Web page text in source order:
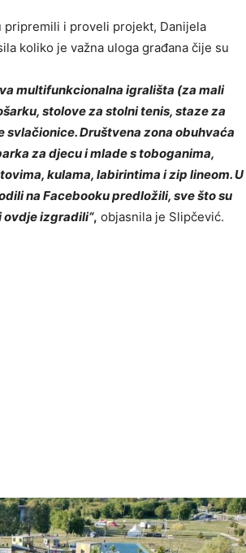
pripremili i proveli projekt, Danijela
koliko je važna uloga građana čije su
multifunkcionalna igrališta (za mali
stolove za stolni tenis, staze za
Društvena zona obuhvaća
za djecu i mlade s toboganima,
kulama, labirintima i zip lineom. U
na Facebooku predložili, sve što su
ovdje izgradili“, objasnila je Slipčević.